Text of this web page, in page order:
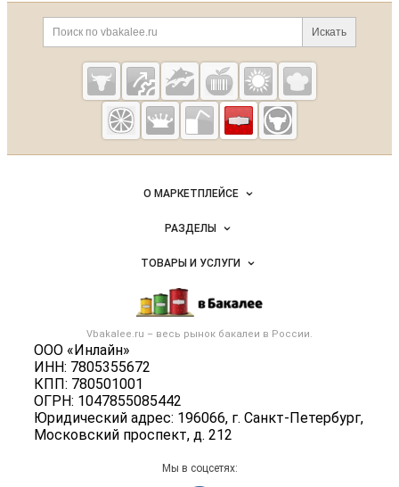
Дополнительная информация
Поиск по сайту и
Искать
Cсылки на полезные проекты
Vbakalee.ru —
рынок
товаров,
ингредиентов
Важные разделы и контакты
Vbakalee.ru – весь рынок бакалеи в России.
ООО «Инлайн»
ИНН: 7805355672
КПП: 780501001
ОГРН: 1047855085442
Юридический адрес: 196066, г. Санкт-Петербург,
Московский проспект, д. 212
Навигация по сайтуО МАРКЕТПЛЕЙСЕ
Новости Vbakalee.ru
Размещение рекламы
Публичная оферта
Контактная информация
Политика обработки персональных данных
РАЗДЕЛЫ
Объявления
Новости рынка
ТОВАРЫ И УСЛУГИ
Бакалейные товары
Услуги
Добавить объявление
Мы в соцсетях: